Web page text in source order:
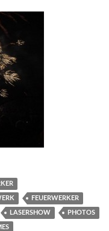
FEUERWERKER
LASERSHOW PHOTOS